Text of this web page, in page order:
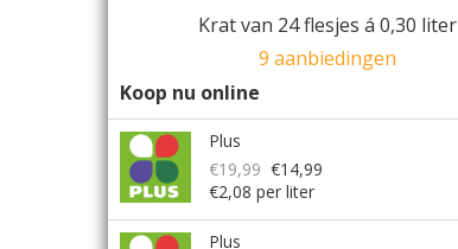
Krat van 24 flesjes á 0,30 liter
9 aanbiedingen
Koop nu online
Plus
€19,99 €14,99
€2,08 per liter
Plus